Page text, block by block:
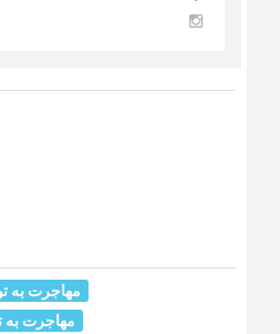
مهاجرت به
مهاجرت به